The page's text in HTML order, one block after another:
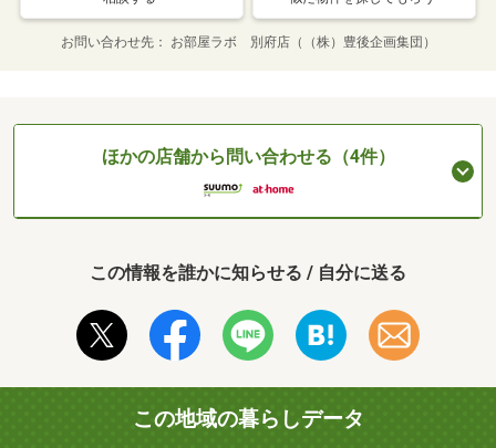
お問い合わせ先 お部屋ラボ 別府店（（株）豊後企画集団）
ほかの店舗から問い合わせる（4件）
この情報を誰かに知らせる / 自分に送る
この地域の暮らしデータ